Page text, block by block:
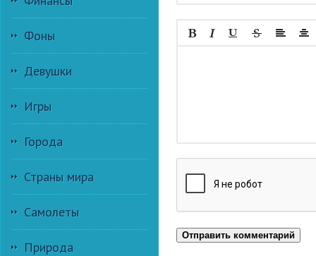
Фоны
Девушки
Игры
Города
Страны мира
Самолеты
Природа
Отправить комментарий